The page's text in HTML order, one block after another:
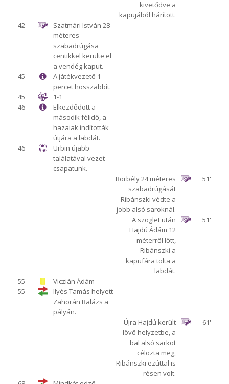
kivetődve a
kapujából hárított.
42'
Szatmári István 28
méteres
szabadrúgása
centikkel kerülte el
a vendég kaput.
45'
A játékvezető 1
percet hosszabbít.
45'
1-1
46'
Elkezdődött a
második félidő, a
hazaiak indították
útjára a labdát.
46'
Urbin újabb
találatával vezet
csapatunk.
51'
Borbély 24 méteres
szabadrúgását
Ribánszki védte a
jobb alsó saroknál.
51'
A szöglet után
Hajdú Ádám 12
méterről lőtt,
Ribánszki a
kapufára tolta a
labdát.
55'
Viczián Ádám
55'
Ilyés Tamás helyett
Zahorán Balázs a
pályán.
61'
Újra Hajdú került
lövő helyzetbe, a
bal alsó sarkot
célozta meg,
Ribánszki ezúttal is
résen volt.